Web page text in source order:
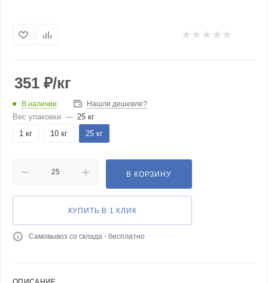
351 ₽/кг
В наличии Нашли дешевле?
Вес упаковки — 25 кг
1 кг
10 кг 25 кг
В КОРЗИНУ
КУПИТЬ В 1 КЛИК
Самовывоз со склада - бесплатно